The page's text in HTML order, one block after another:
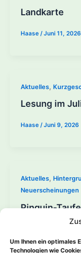
Um Ihnen ein optimales
Technologien wie
Landkarte
Haase /Juni 11, 2026
Aktuelles,
Lesung im
Haase /Juni 9, 2026
Aktuelles,
Neuerscheinungen
Pinguin-Taufe